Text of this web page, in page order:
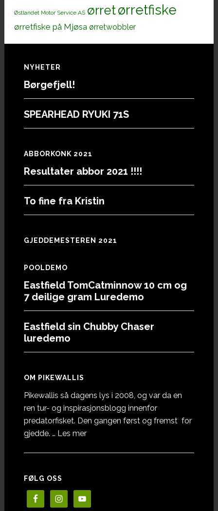
Østlandet Motor Service AS ørretørretfiske
ørretfiske på Mjøsa ørretwobbler
Footer
NYHETER
Børgefjell!
SPEARHEAD RYUKI 71S
ABBORKONK 2021
Resultater abbor 2021 !!!!
To fine fra Kristin
GJEDDEMESTEREN 2021
POOLDEMO
Eastfield TomCatminnow 10 cm og
7 deilige gram Luredemo
Eastfield sin Chubby Chaser
luredemo
OM PIKEWALLIS
Pikewallis så dagens lys i 2008, og var da en
ren tur- og inspirasjonsblogg innenfor
predatorfisket. Den gangen først og fremst for
gjedde. … Les meromOm
FØLG OSS